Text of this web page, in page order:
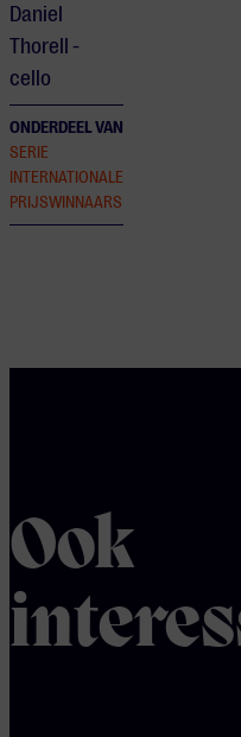
Daniel
Thorell -
cello
ONDERDEEL VAN
SERIE
INTERNATIONALE
PRIJSWINNAARS
Ook